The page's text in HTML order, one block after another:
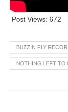
Post Views: 672
BUZZIN FLY
NOTHING LEFT TO